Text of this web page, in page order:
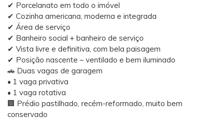
✔ Porcelanato em todo o imóvel
✔ Cozinha americana, moderna e integrada
✔ Área de serviço
✔ Banheiro social + banheiro de serviço
✔ Vista livre e definitiva, com bela paisagem
✔ Posição nascente – ventilado e bem iluminado
🚗 Duas vagas de garagem
• 1 vaga privativa
• 1 vaga rotativa
🏢 Prédio pastilhado, recém-reformado, muito bem
conservado